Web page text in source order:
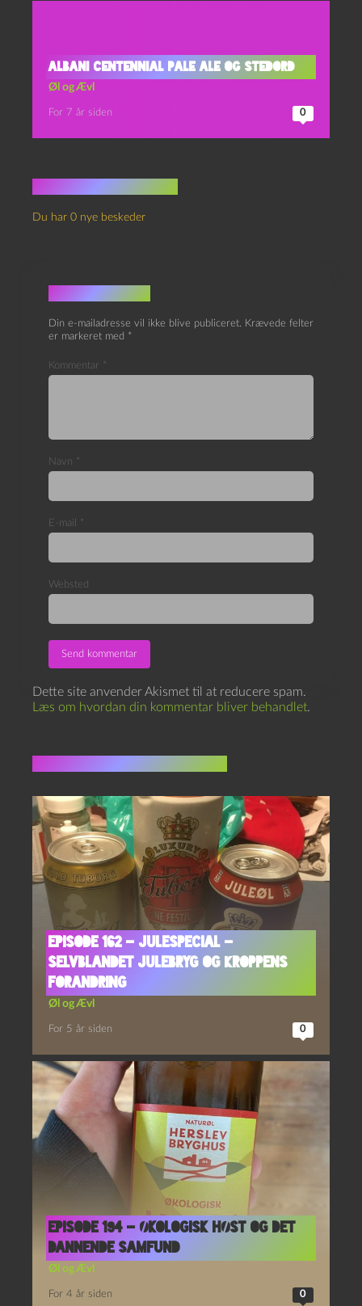
Albani Centennial Pale Ale og Stedord
Øl og Ævl
For 7 år siden 0
Du har 0 nye beskeder
Skriv et svar
Din e-mailadresse vil ikke blive publiceret. Krævede felter
er markeret med *
Kommentar *
Navn *
E-mail *
Websted
Dette site anvender Akismet til at reducere spam.
Læs om hvordan din kommentar bliver behandlet.
Episode 162 – Julespecial –
Selvblandet Julebryg og Kroppens
Forandring
Øl og Ævl
For 5 år siden 0
Episode 194 – Økologisk Høst og Det
Dannende Samfund
Øl og Ævl
For 4 år siden 0